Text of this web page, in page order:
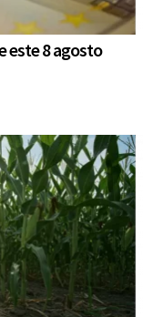
este 8 agosto